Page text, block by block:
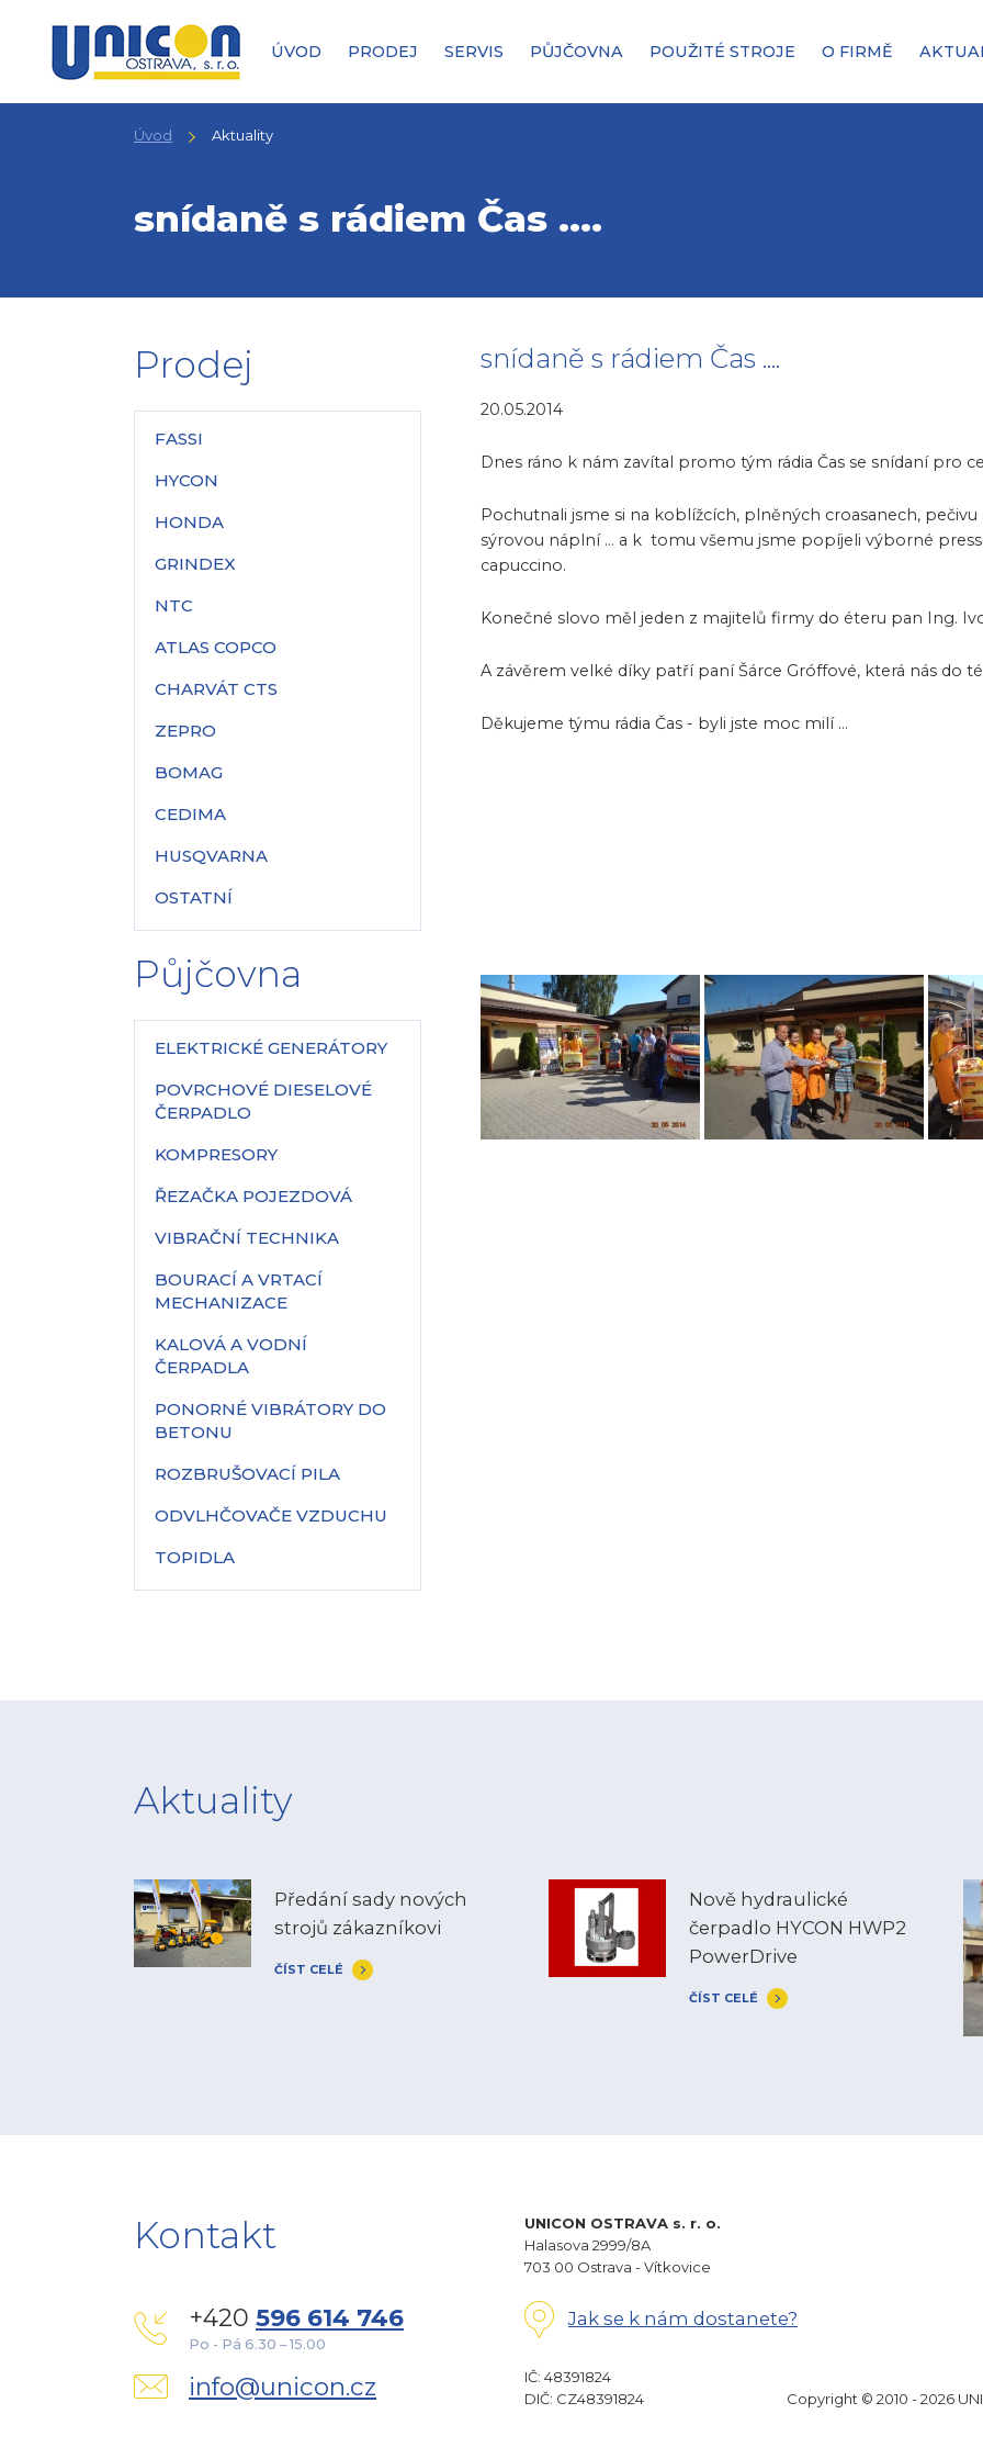
ÚVOD PRODEJ SERVIS PŮJČOVNA POUŽITÉ STROJE O FIRMĚ
Úvod Aktuality
snídaně s rádiem Čas ....
Prodej
FASSI
HYCON
HONDA
GRINDEX
NTC
ATLAS COPCO
CHARVÁT CTS
ZEPRO
BOMAG
CEDIMA
HUSQVARNA
OSTATNÍ
Půjčovna
ELEKTRICKÉ GENERÁTORY
POVRCHOVÉ DIESELOVÉ
ČERPADLO
KOMPRESORY
ŘEZAČKA POJEZDOVÁ
VIBRAČNÍ TECHNIKA
BOURACÍ A VRTACÍ
MECHANIZACE
KALOVÁ A VODNÍ
ČERPADLA
PONORNÉ VIBRÁTORY DO
BETONU
ROZBRUŠOVACÍ PILA
ODVLHČOVAČE VZDUCHU
TOPIDLA
snídaně s rádiem Čas ....
20.05.2014
Dnes ráno k nám zavítal promo tým rádia Čas se snídaní pro
Pochutnali jsme si na koblížcích, plněných croasanech, pečivu
sýrovou náplní ... a k tomu všemu jsme popíjeli výborné
capuccino.
Konečné slovo měl jeden z majitelů firmy do éteru pan Ing.
A závěrem velké díky patří paní Šárce Gróffové, která nás do
Děkujeme týmu rádia Čas - byli jste moc milí ...
Aktuality
Předání sady nových
strojů zákazníkovi
ČÍST CELÉ
Nově hydraulické
čerpadlo HYCON HWP2
PowerDrive
ČÍST CELÉ
Kontakt
+420 596 614 746
Po - Pá 6.30 – 15.00
info@unicon.cz
UNICON OSTRAVA s. r. o.
Halasova 2999/8A
703 00 Ostrava - Vítkovice
Jak se k nám dostanete?
IČ: 48391824
DIČ: CZ48391824
Copyright © 2010 - 2026